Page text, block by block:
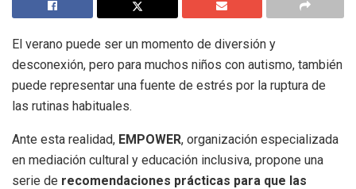
El verano puede ser un momento de diversión y
desconexión, pero para muchos niños con autismo, también
puede representar una fuente de estrés por la ruptura de
las rutinas habituales.
Ante esta realidad, EMPOWER, organización especializada
en mediación cultural y educación inclusiva, propone una
serie de recomendaciones prácticas para que las